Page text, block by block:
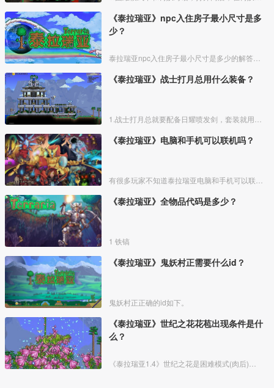
《泰拉瑞亚》npc入住房子最小尺寸是多
少？
《泰拉瑞亚》战士打月总用什么装备？
《泰拉瑞亚》电脑和手机可以联机吗？
《泰拉瑞亚》全物品代码是多少？
1 铁镐
《泰拉瑞亚》鬼妖村正需要什么id？
鬼妖村正正确的id如下。
《泰拉瑞亚》世纪之花花苞出现条件是什
么？